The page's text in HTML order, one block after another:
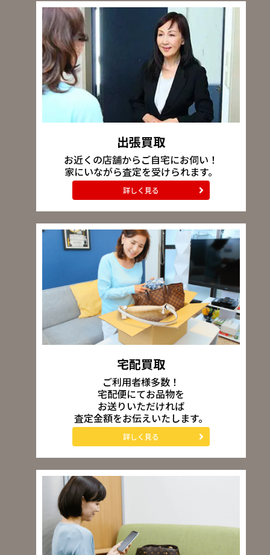
出張買取
お近くの店舗からご自宅にお伺い！
家にいながら査定を受けられます。
詳しく見る
宅配買取
ご利用者様多数！
宅配便にてお品物を
お送りいただければ
査定金額をお伝えいたします。
詳しく見る